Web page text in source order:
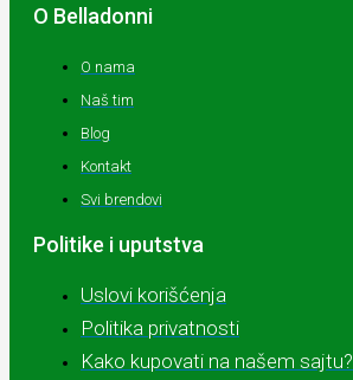
O Belladonni
O nama
Naš tim
Blog
Kontakt
Svi brendovi
Politike i uputstva
Uslovi korišćenja
Politika privatnosti
Kako kupovati na našem sajtu?